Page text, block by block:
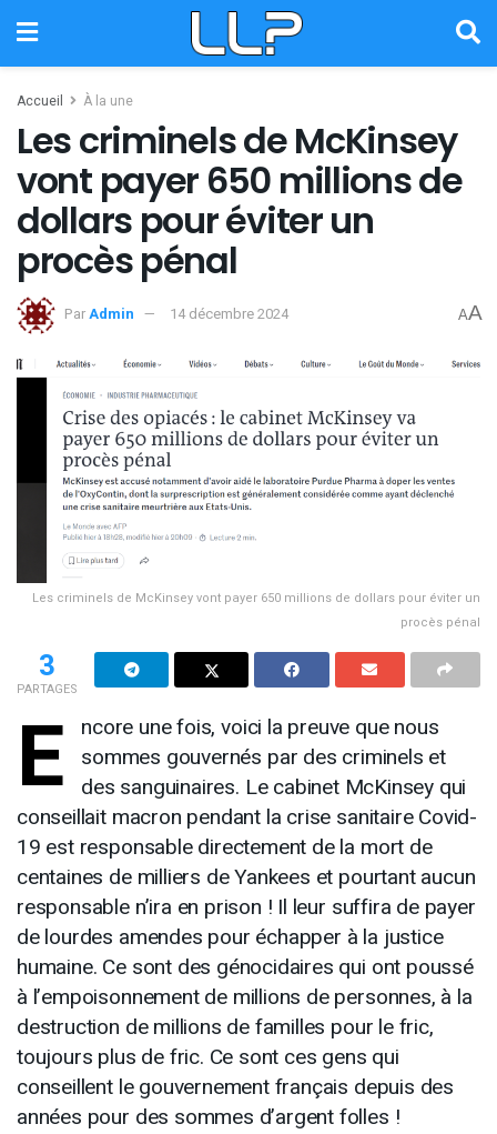
Accueil À la une
Les criminels de McKinsey
vont payer 650 millions de
dollars pour éviter un
procès pénal
ParAdmin 14 décembre 2024 AA
Les criminels de McKinsey vont payer 650 millions de dollars pour éviter un
procès pénal
3
PARTAGES
E
ncore une fois, voici la preuve que nous
sommes gouvernés par des criminels et
des sanguinaires. Le cabinet McKinsey qui
conseillait macron pendant la crise sanitaire Covid-
19 est responsable directement de la mort de
centaines de milliers de Yankees et pourtant aucun
responsable n’ira en prison ! Il leur suffira de payer
de lourdes amendes pour échapper à la justice
humaine. Ce sont des génocidaires qui ont poussé
à l’empoisonnement de millions de personnes, à la
destruction de millions de familles pour le fric,
toujours plus de fric. Ce sont ces gens qui
conseillent le gouvernement français depuis des
années pour des sommes d’argent folles !